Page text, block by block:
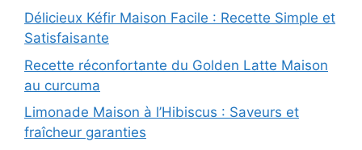
Délicieux Kéfir Maison Facile : Recette Simple et
Satisfaisante
Recette réconfortante du Golden Latte Maison
au curcuma
Limonade Maison à l’Hibiscus : Saveurs et
fraîcheur garanties